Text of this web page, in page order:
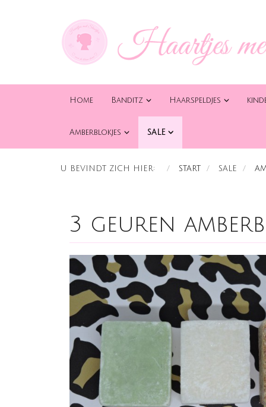
Home Banditz Haarspeldjes
Amberblokjes SALE
U BEVINDT ZICH HIER: START SALE
3 geuren